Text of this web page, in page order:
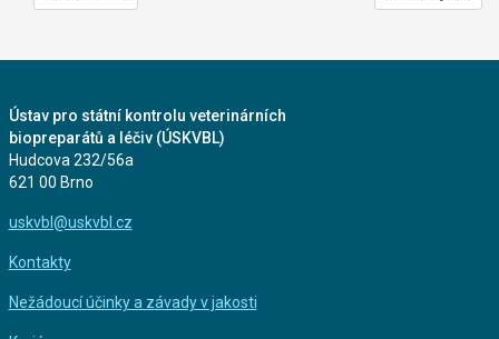
Ústav pro státní kontrolu veterinárních
biopreparátů a léčiv (ÚSKVBL)
Hudcova 232/56a
621 00 Brno
uskvbl@uskvbl.cz
Kontakty
Nežádoucí účinky a závady v jakosti